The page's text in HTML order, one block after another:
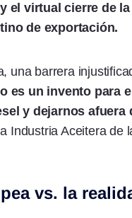
el virtual cierre de
de exportación.
una barrera
es un invento para
y dejarnos afuera
Industria Aceitera de
vs. la